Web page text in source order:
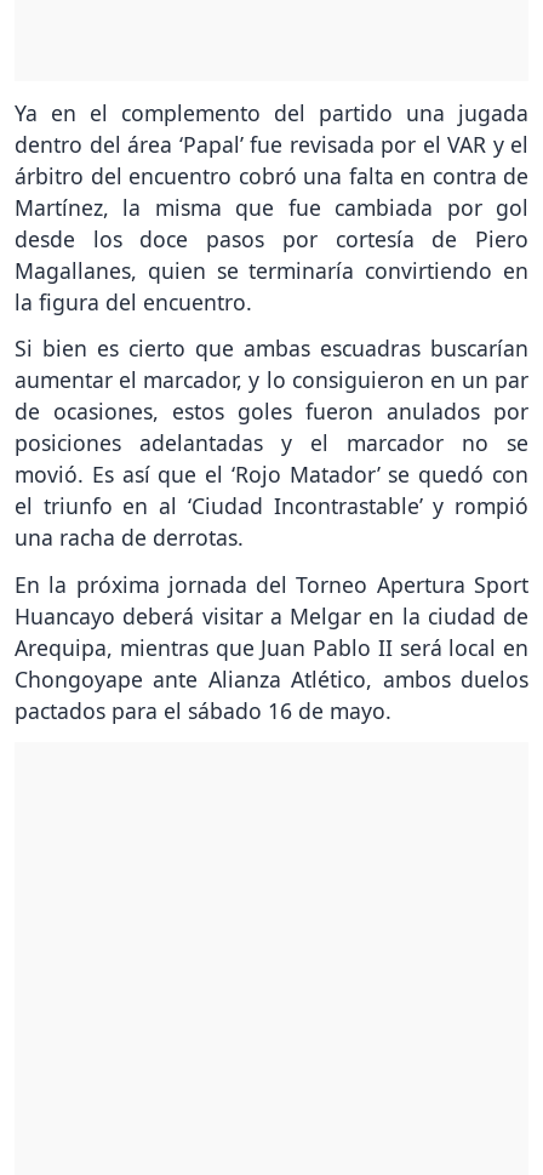
Ya en el complemento del partido una jugada
dentro del área ‘Papal’ fue revisada por el VAR y el
árbitro del encuentro cobró una falta en contra de
Martínez, la misma que fue cambiada por gol
desde los doce pasos por cortesía de Piero
Magallanes, quien se terminaría convirtiendo en
la figura del encuentro.
Si bien es cierto que ambas escuadras buscarían
aumentar el marcador, y lo consiguieron en un par
de ocasiones, estos goles fueron anulados por
posiciones adelantadas y el marcador no se
movió. Es así que el ‘Rojo Matador’ se quedó con
el triunfo en al ‘Ciudad Incontrastable’ y rompió
una racha de derrotas.
En la próxima jornada del Torneo Apertura Sport
Huancayo deberá visitar a Melgar en la ciudad de
Arequipa, mientras que Juan Pablo II será local en
Chongoyape ante Alianza Atlético, ambos duelos
pactados para el sábado 16 de mayo.